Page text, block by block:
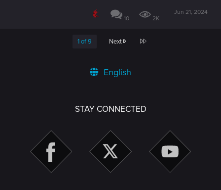
10 2K
Jun 21, 2024
1 of 9 Next Last
English
STAY CONNECTED